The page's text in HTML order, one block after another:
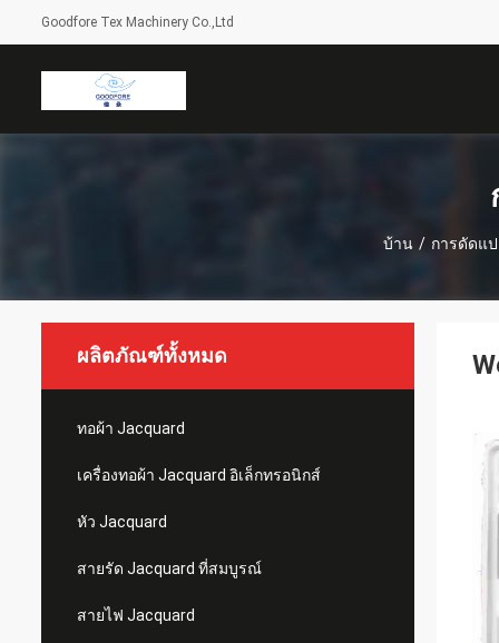
Goodfore Tex Machinery Co.,Ltd
บ้าน / การดัดแป
ผลิตภัณฑ์ทั้งหมด
ทอผ้า Jacquard
เครื่องทอผ้า Jacquard อิเล็กทรอนิกส์
หัว Jacquard
สายรัด Jacquard ที่สมบูรณ์
สายไฟ Jacquard